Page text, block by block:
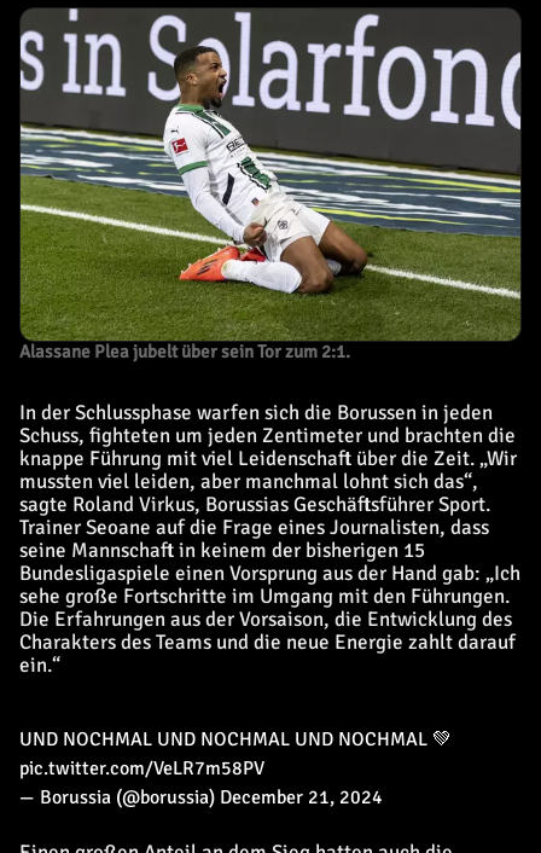
Alassane Plea jubelt über sein Tor zum 2:1.
In der Schlussphase warfen sich die Borussen in jeden
Schuss, fighteten um jeden Zentimeter und brachten die
knappe Führung mit viel Leidenschaft über die Zeit. „Wir
mussten viel leiden, aber manchmal lohnt sich das“,
sagte Roland Virkus, Borussias Geschäftsführer Sport.
Trainer Seoane auf die Frage eines Journalisten, dass
seine Mannschaft in keinem der bisherigen 15
Bundesligaspiele einen Vorsprung aus der Hand gab: „Ich
sehe große Fortschritte im Umgang mit den Führungen.
Die Erfahrungen aus der Vorsaison, die Entwicklung des
Charakters des Teams und die neue Energie zahlt darauf
ein.“
UND NOCHMAL UND NOCHMAL UND NOCHMAL 💚
pic.twitter.com/VeLR7m58PV
— Borussia (@borussia) December 21, 2024